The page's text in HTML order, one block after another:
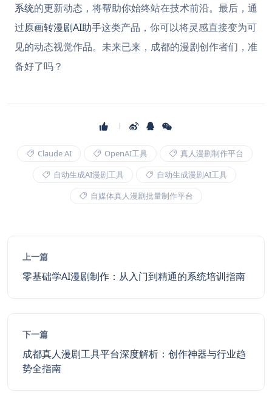
系统的更新动态，将帮助你始终站在技术前沿。最后，通
过原画转漫剧AI助手这类产品，你可以将灵感直接变为可
见的动态视觉作品。未来已来，成都的漫剧创作者们，准
备好了吗？
Claude AI OpenAI工具
真人漫剧制作平台
自动生成AI漫剧工具
自动生成漫剧AI工具
自媒体真人漫剧批量制作平台
上一篇
零基础学AI漫剧制作：从入门到精通的系统培训指南
下一篇
成都真人漫剧工具平台深度解析：创作神器与行业趋
势全指南